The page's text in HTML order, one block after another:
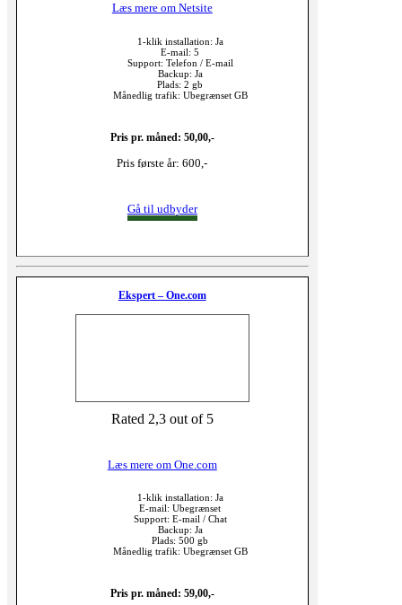
Læs mere om Netsite
1-klik installation: Ja
E-mail: 5
Support: Telefon / E-mail
Backup: Ja
Plads: 2 gb
Månedlig trafik: Ubegrænset GB
Pris pr. måned: 50,00,-
Pris første år: 600,-
Gå til udbyder
Ekspert – One.com
Rated 2,3 out of 5
Læs mere om One.com
1-klik installation: Ja
E-mail: Ubegrænset
Support: E-mail / Chat
Backup: Ja
Plads: 500 gb
Månedlig trafik: Ubegrænset GB
Pris pr. måned: 59,00,-